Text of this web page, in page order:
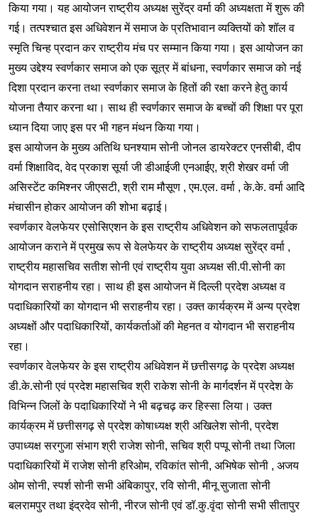
किया गया। यह आयोजन राष्ट्रीय अध्यक्ष सुरेंद्र वर्मा की अध्यक्षता में शुरू की
गई। तत्पश्चात इस अधिवेशन में समाज के प्रतिभावान व्यक्तियों को शॉल व
स्मृति चिन्ह प्रदान कर राष्ट्रीय मंच पर सम्मान किया गया। इस आयोजन का
मुख्य उद्देश्य स्वर्णकार समाज को एक सूत्र में बांधना, स्वर्णकार समाज को नई
दिशा प्रदान करना तथा स्वर्णकार समाज के हितों की रक्षा करने हेतु कार्य
योजना तैयार करना था। साथ ही स्वर्णकार समाज के बच्चों की शिक्षा पर पूरा
ध्यान दिया जाए इस पर भी गहन मंथन किया गया।
इस आयोजन के मुख्य अतिथि घनश्याम सोनी जोनल डायरेक्टर एनसीबी, दीप
वर्मा शिक्षाविद, वेद प्रकाश सूर्या जी डीआईजी एनआईए, श्री शेखर वर्मा जी
असिस्टेंट कमिश्नर जीएसटी, श्री राम मौसूण , एम.एल. वर्मा , के.के. वर्मा आदि
मंचासीन होकर आयोजन की शोभा बढ़ाई।
स्वर्णकार वेलफेयर एसोसिएशन के इस राष्ट्रीय अधिवेशन को सफलतापूर्वक
आयोजन कराने में प्रमुख रूप से वेलफेयर के राष्ट्रीय अध्यक्ष सुरेंद्र वर्मा ,
राष्ट्रीय महासचिव सतीश सोनी एवं राष्ट्रीय युवा अध्यक्ष सी.पी.सोनी का
योगदान सराहनीय रहा। साथ ही इस आयोजन में दिल्ली प्रदेश अध्यक्ष व
पदाधिकारियों का योगदान भी सराहनीय रहा। उक्त कार्यक्रम में अन्य प्रदेश
अध्यक्षों और पदाधिकारियों, कार्यकर्ताओं की मेहनत व योगदान भी सराहनीय
रहा।
स्वर्णकार वेलफेयर के इस राष्ट्रीय अधिवेशन में छत्तीसगढ़ के प्रदेश अध्यक्ष
डी.के.सोनी एवं प्रदेश महासचिव श्री राकेश सोनी के मार्गदर्शन में प्रदेश के
विभिन्न जिलों के पदाधिकारियों ने भी बढ़चढ़ कर हिस्सा लिया। उक्त
कार्यक्रम में छत्तीसगढ़ से प्रदेश कोषाध्यक्ष श्री अखिलेश सोनी, प्रदेश
उपाध्यक्ष सरगुजा संभाग श्री राजेश सोनी, सचिव श्री पप्पू सोनी तथा जिला
पदाधिकारियों में राजेश सोनी हरिओम, रविकांत सोनी, अभिषेक सोनी , अजय
ओम सोनी, स्पर्श सोनी सभी अंबिकापुर, रवि सोनी, मीनू सुजाता सोनी
बलरामपुर तथा इंद्रदेव सोनी, नीरज सोनी एवं डॉ.कु.वृंदा सोनी सभी सीतापुर